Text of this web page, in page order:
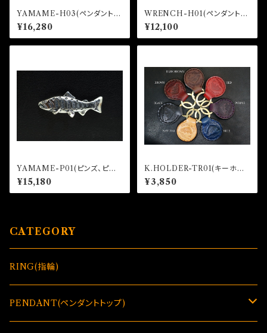
YAMAME-H03(ペンダントト
ップ)
¥16,280
WRENCH-H01(ペンダントト
ップ）
¥12,100
YAMAME-P01(ピンズ、ピン
バッジ)
¥15,180
K.HOLDER-TR01(キーホル
ダー)
¥3,850
CATEGORY
RING(指輪)
PENDANT(ペンダントトップ)